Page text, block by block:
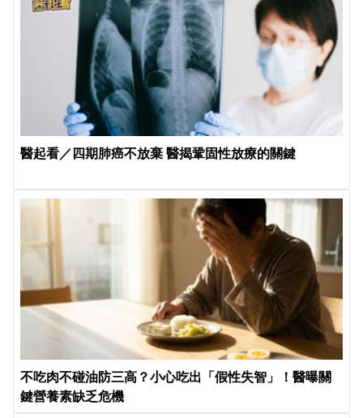
醫起看／四期肺癌不放棄 醫揭鞏固性放療的關鍵
不吃肉不碰油防三高？小心吃出「假性失智」！醫曝關
鍵營養素缺乏危機